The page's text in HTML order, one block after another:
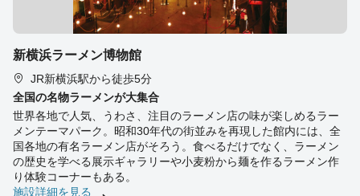
新横浜ラーメン博物館
JR新横浜駅から徒歩5分
全国の名物ラーメンが大集合
世界各地で人気、うわさ、注目のラーメン店の味が楽しめるラー
メンテーマパーク。昭和30年代の街並みを再現した館内には、全
国各地の有名ラーメン店がそろう。食べるだけでなく、ラーメン
の歴史を学べる展示ギャラリーや小麦粉から麺を作るラーメン作
り体験コーナーもある。
施設詳細を見る